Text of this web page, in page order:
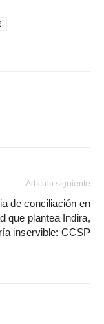
Artículo siguiente
de conciliación en
que plantea Indira,
inservible: CCSP